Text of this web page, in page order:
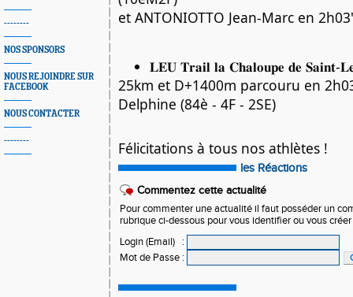
--------
NOS SPONSORS
NOUS REJOINDRE SUR
FACEBOOK
NOUS CONTACTER
--------
et ANTONIOTTO Jean-Marc en
𝐋𝐄𝐔 𝐓𝐫𝐚𝐢𝐥 𝐥𝐚 𝐂𝐡𝐚𝐥𝐨𝐮𝐩𝐞 𝐝𝐞 𝐒𝐚𝐢𝐧𝐭-
25km et D+1400m parcouru en
Delphine (84è - 4F - 2SE)
Félicitations à tous nos athlètes !
les Réactions
Commentez cette actualité
Pour commenter une actualité il faut posséder un
rubrique ci-dessous pour vous identifier ou vous
Login (Email)
:
Mot de Passe :